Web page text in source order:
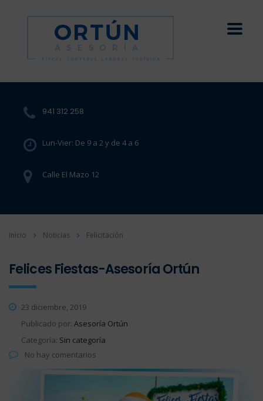
941 312 258
Lun-Vier: De 9 a 2 y de 4 a 6
Calle El Mazo 12
Inicio Noticias Felicitación
Felices Fiestas-Asesoría Ortún
23 diciembre, 2019
Publicado por: Asesoría Ortún
Categoría: Sin categoría
No hay comentarios